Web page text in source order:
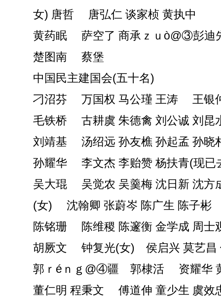
女) 唐哲 唐弘仁 谈家桢 黄执中
黄药眠 萨空了 商承ｚｕò@③彭迪
楚图南 蔡堡
中国民主建国会(五十名)
刁沼芬 万国权 马公瑾 王涛 王银
毛铁桥 古耕虞 朱德禽 刘公诚 刘昆
刘靖基 汤绍远 孙友樵 孙起孟 孙晓
孙耀华 李文杰 李贻赞 杨扶青(现已
吴大琨 吴觉农 吴羹梅 沈日新 沈方
(女) 沈翰卿 张蔚岑 陈广生 陈子彬
陈铭珊 陈维稷 陈邃衡 金学成 周士
胡厥文 钟复光(女) 侯启兴 莫艺昌
郭ｒéｎｇ@④疆 郭棣活 资耀华
董仁明 程秉文 傅道伸 童少生 虞效